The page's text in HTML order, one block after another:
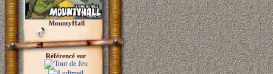
MountyHall
Référencé sur